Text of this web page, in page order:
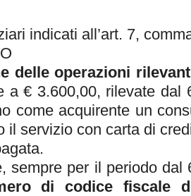
indicati all’art. 7,
delle operazioni
a € 3.600,00, rilevate dal
come acquirente un
il servizio con carta di
sempre per il periodo dal
di codice fiscale